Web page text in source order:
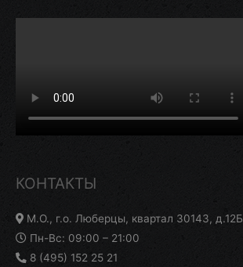
КОНТАКТЫ
М.О., г.о. Люберцы, квартал 30143, д.12Б
Пн-Вс: 09:00 – 21:00
8 (495) 152 25 21